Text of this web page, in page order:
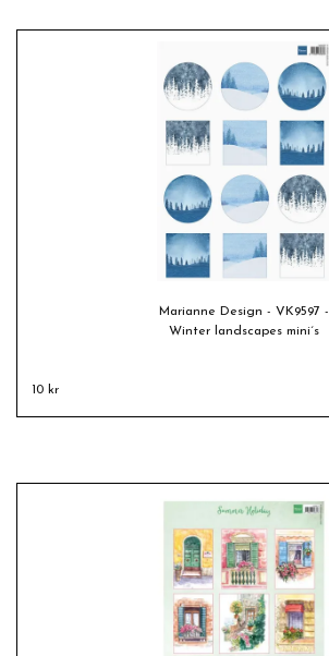
Marianne Design - VK9597 -
Winter landscapes mini´s
10 kr